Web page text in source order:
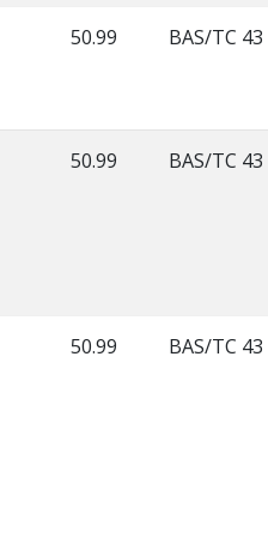
50.99 BAS/TC 43
50.99 BAS/TC 43
50.99 BAS/TC 43